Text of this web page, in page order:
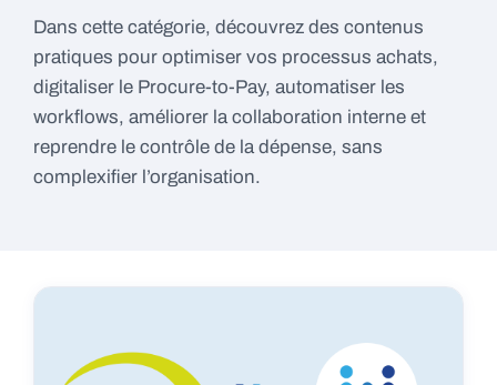
Dans cette catégorie, découvrez des contenus
pratiques pour optimiser vos processus achats,
digitaliser le Procure-to-Pay, automatiser les
workflows, améliorer la collaboration interne et
reprendre le contrôle de la dépense, sans
complexifier l’organisation.